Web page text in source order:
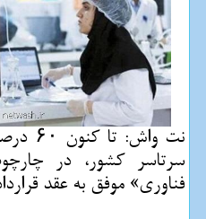
نت
سرتاسر كشور، در
فناوری» موفق به عقد